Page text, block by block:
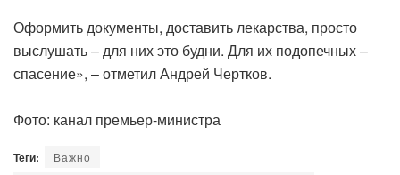
‎Оформить документы, доставить лекарства, просто
выслушать – для них это будни. Для их подопечных –
спасение», – отметил Андрей Чертков.
‎Фото: канал премьер-министра
Теги:
Важно